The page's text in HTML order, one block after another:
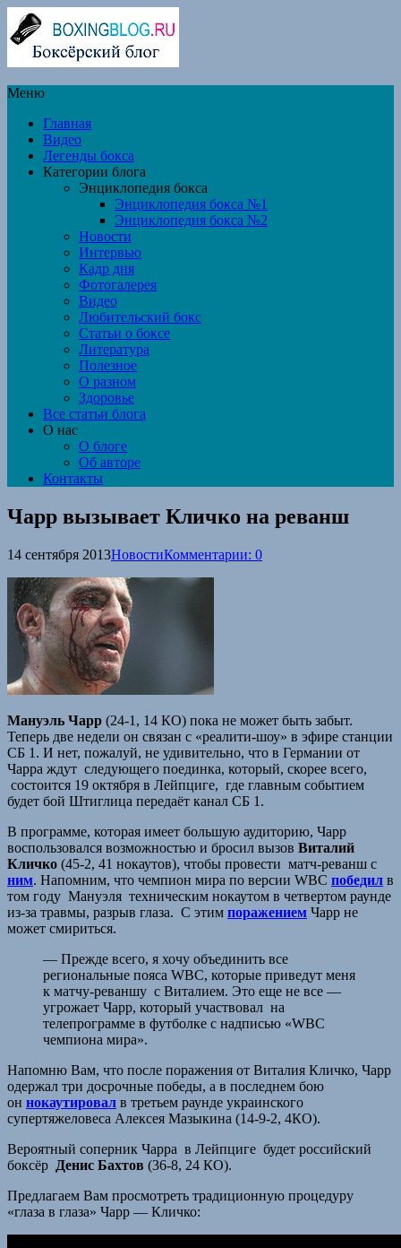
Меню
Главная
Видео
Легенды бокса
Категории блога
Энциклопедия бокса
Энциклопедия бокса №1
Энциклопедия бокса №2
Новости
Интервью
Кадр дня
Фотогалерея
Видео
Любительский бокс
Статьи о боксе
Литература
Полезное
О разном
Здоровье
Все статьи блога
О нас
О блоге
Об авторе
Контакты
Чарр вызывает Кличко на реванш
14 сентября 2013НовостиКомментарии: 0
Мануэль Чарр (24-1, 14 КО) пока не может быть забыт.
Теперь две недели он связан с «реалити-шоу» в эфире станции
СБ 1. И нет, пожалуй, не удивительно, что в Германии от
Чарра ждут следующего поединка, который, скорее всего,
состоится 19 октября в Лейпциге, где главным событием
будет бой Штиглица передаёт канал СБ 1.
В программе, которая имеет большую аудиторию, Чарр
воспользовался возможностью и бросил вызов Виталий
Кличко (45-2, 41 нокаутов), чтобы провести матч-реванш с
ним. Напомним, что чемпион мира по версии WBC победил в
том году Мануэля техническим нокаутом в четвертом раунде
из-за травмы, разрыв глаза. С этим поражением Чарр не
может смириться.
— Прежде всего, я хочу объединить все
региональные пояса WBC, которые приведут меня
к матчу-реваншу с Виталием. Это еще не все —
угрожает Чарр, который участвовал на
телепрограмме в футболке с надписью «WBC
чемпиона мира».
Напомню Вам, что после поражения от Виталия Кличко, Чарр
одержал три досрочные победы, а в последнем бою
он нокаутировал в третьем раунде украинского
супертяжеловеса Алексея Мазыкина (14-9-2, 4КО).
Вероятный соперник Чарра в Лейпциге будет российский
боксёр Денис Бахтов (36-8, 24 КО).
Предлагаем Вам просмотреть традиционную процедуру
«глаза в глаза» Чарр — Кличко: